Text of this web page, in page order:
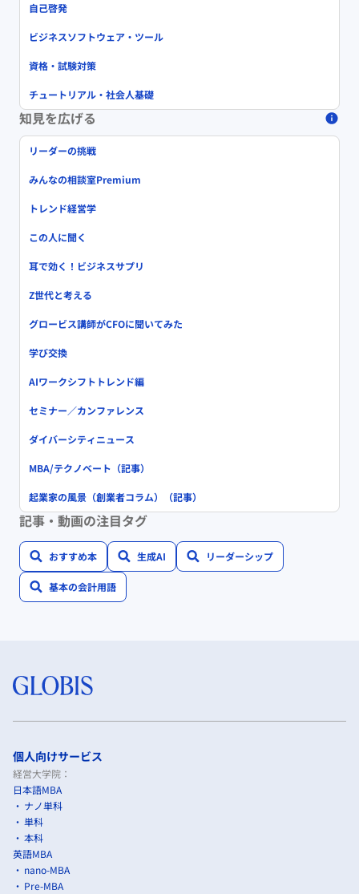
自己啓発
ビジネスソフトウェア・ツール
資格・試験対策
チュートリアル・社会人基礎
知見を広げる
リーダーの挑戦
みんなの相談室Premium
トレンド経営学
この人に聞く
耳で効く！ビジネスサプリ
Z世代と考える
グロービス講師がCFOに聞いてみた
学び交換
AIワークシフトトレンド編
セミナー／カンファレンス
ダイバーシティニュース
MBA/テクノベート（記事）
起業家の風景（創業者コラム）（記事）
記事・動画の注目タグ
おすすめ本 生成AI リーダーシップ
基本の会計用語
個人向けサービス
経営大学院：
日本語MBA
ナノ単科
単科
本科
英語MBA
nano-MBA
Pre-MBA